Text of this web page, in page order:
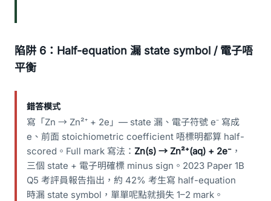
陷阱 6：Half-equation 漏 state symbol / 電子唔
平衡
錯答模式
寫「Zn → Zn²⁺ + 2e」— state 漏、電子符號 e⁻ 寫成
e、前面 stoichiometric coefficient 唔標明都算 half-
scored。Full mark 寫法： Zn(s) → Zn²⁺(aq) + 2e⁻ ，
三個 state + 電子明確標 minus sign。2023 Paper 1B
Q5 考評員報告指出，約 42% 考生寫 half-equation
時漏 state symbol，單單呢點就損失 1–2 mark。